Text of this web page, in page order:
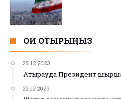
ОҚИ ОТЫРЫҢЫЗ
25.12.2023
Атырауда Президент
22.12.2023